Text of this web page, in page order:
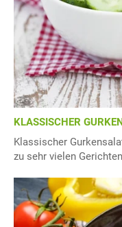
KLASSISCHER
Klassischer
zu sehr vielen